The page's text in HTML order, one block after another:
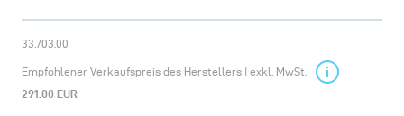
33.703.00
Empfohlener Verkaufspreis des Herstellers | exkl. MwSt.
291.00 EUR